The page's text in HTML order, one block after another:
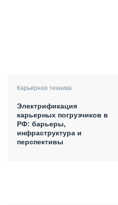
Карьерная техника
Электрификация
карьерных погрузчиков в
РФ: барьеры,
инфраструктура и
перспективы